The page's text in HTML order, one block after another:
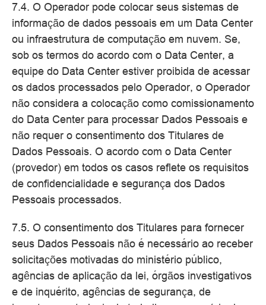
7.4. O Operador pode colocar seus sistemas de
informação de dados pessoais em um Data Center
ou infraestrutura de computação em nuvem. Se,
sob os termos do acordo com o Data Center, a
equipe do Data Center estiver proibida de acessar
os dados processados pelo Operador, o Operador
não considera a colocação como comissionamento
do Data Center para processar Dados Pessoais e
não requer o consentimento dos Titulares de
Dados Pessoais. O acordo com o Data Center
(provedor) em todos os casos reflete os requisitos
de confidencialidade e segurança dos Dados
Pessoais processados.
7.5. O consentimento dos Titulares para fornecer
seus Dados Pessoais não é necessário ao receber
solicitações motivadas do ministério público,
agências de aplicação da lei, órgãos investigativos
e de inquérito, agências de segurança, de